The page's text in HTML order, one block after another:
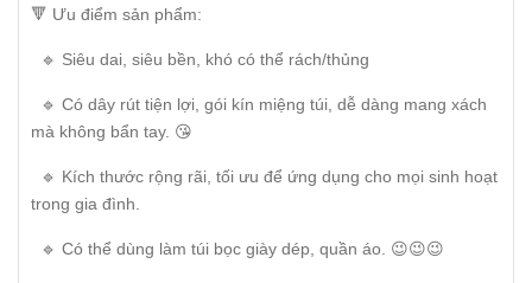
🔻 Ưu điểm sản phẩm:
🔹 Siêu dai, siêu bền, khó có thể rách/thủng
🔹 Có dây rút tiện lợi, gói kín miệng túi, dễ dàng mang xách
mà không bẩn tay. 😘
🔹 Kích thước rộng rãi, tối ưu để ứng dụng cho mọi sinh hoạt
trong gia đình.
🔹 Có thể dùng làm túi bọc giày dép, quần áo. 😉😉😉